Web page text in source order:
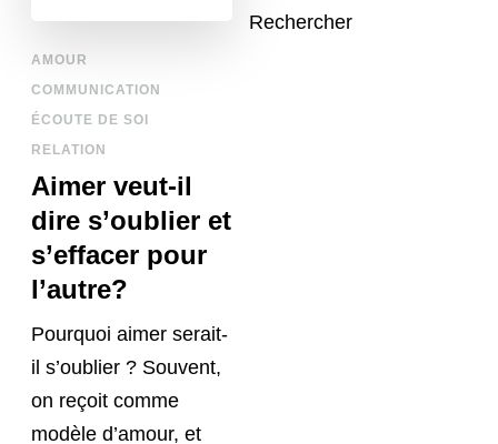
AMOUR
COMMUNICATION
ÉCOUTE DE SOI
RELATION
Aimer veut-il
dire s’oublier et
s’effacer pour
l’autre?
Pourquoi aimer serait-
il s’oublier ? Souvent,
on reçoit comme
modèle d’amour, et
Rechercher